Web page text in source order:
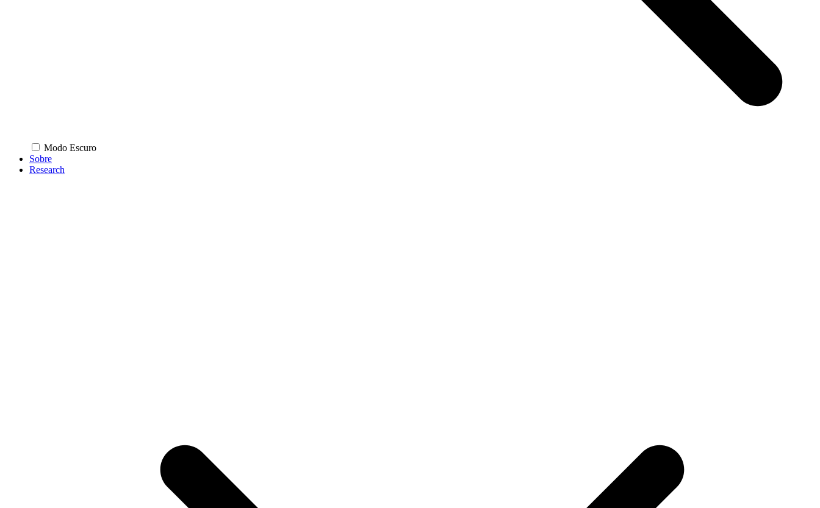
Modo Escuro
Sobre
Research